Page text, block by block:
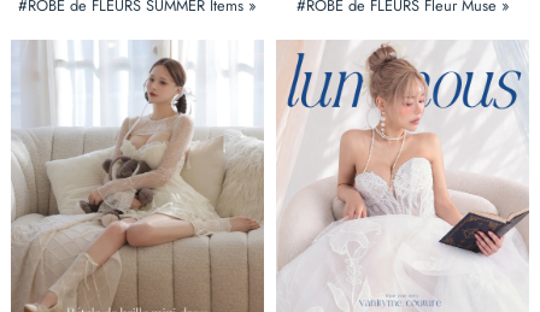
#ROBE de FLEURS SUMMER Items » #ROBE de FLEURS Fleur Muse »